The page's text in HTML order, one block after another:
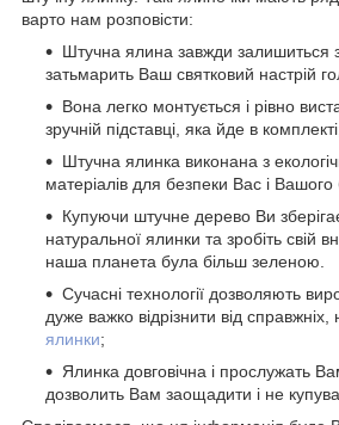
варто нам розповісти:
Штучна ялина завжди залишиться
затьмарить Ваш святковий настрій
Вона легко монтується і рівно
зручній підставці, яка йде в
Штучна ялинка виконана з
матеріалів для безпеки Вас і Вашого
Купуючи штучне дерево Ви
натуральної ялинки та зробіть свій
наша планета була більш зеленою.
Сучасні технології дозволяють
дуже важко відрізнити від
ялинки;
Ялинка довговічна і прослужать
дозволить Вам заощадити і не